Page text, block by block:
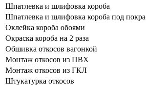
Шпатлевка и шлифовка короба
Шпатлевка и шлифовка короба под
Оклейка короба обоями
Окраска короба на 2 раза
Обшивка откосов вагонкой
Монтаж откосов из ПВХ
Монтаж откосов из ГКЛ
Штукатурка откосов